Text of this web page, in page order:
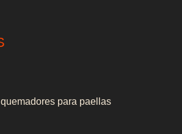
para paellas